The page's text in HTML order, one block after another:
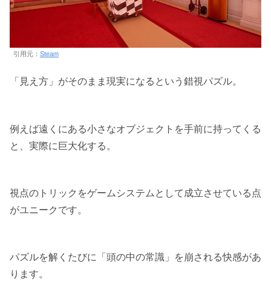
引用元： Steam
「見え方」がそのまま現実になるという錯視パズル。
例えば遠くにある小さなオブジェクトを手前に持ってくる
と、実際に巨大化する。
視点のトリックをゲームシステムとして成立させている点
がユニークです。
パズルを解くたびに「頭の中の常識」を崩される快感があ
ります。